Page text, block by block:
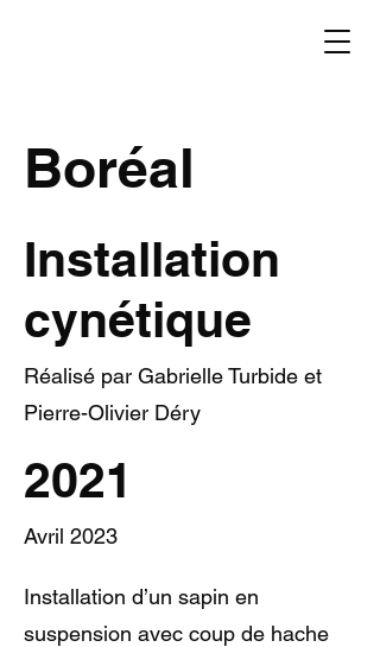
Boréal
Installation
cynétique
Réalisé par Gabrielle Turbide et
Pierre-Olivier Déry
2021
Avril 2023
Installation d’un sapin en
suspension avec coup de hache